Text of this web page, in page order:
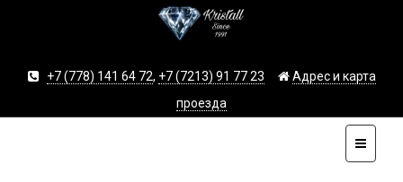
+7 (778) 141 64 72, +7 (7213) 91 77 23
Адрес и карта
проезда